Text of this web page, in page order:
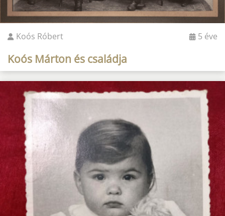
Koós Róbert 5 éve
Koós Márton és családja